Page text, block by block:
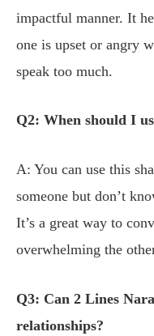
impactful manner. It
one is upset or angry
speak too much.
Q2: When should I
A: You can use this
someone but don’t
It’s a great way to
overwhelming the
Q3: Can 2 Lines
relationships?